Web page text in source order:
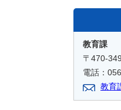
教育課
〒470-
電話：
教育